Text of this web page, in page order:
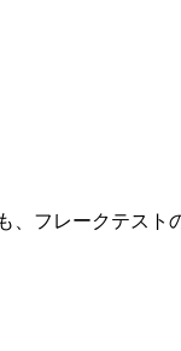
フレークテスト